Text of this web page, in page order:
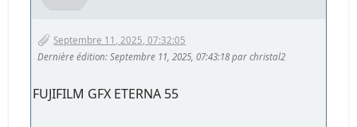
Septembre 11, 2025, 07:32:05
Dernière édition: Septembre 11, 2025, 07:43:18 par christal2
FUJIFILM GFX ETERNA 55